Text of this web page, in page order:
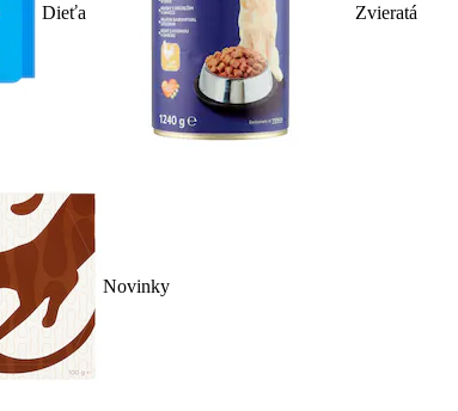
Dieťa Zvieratá
Novinky